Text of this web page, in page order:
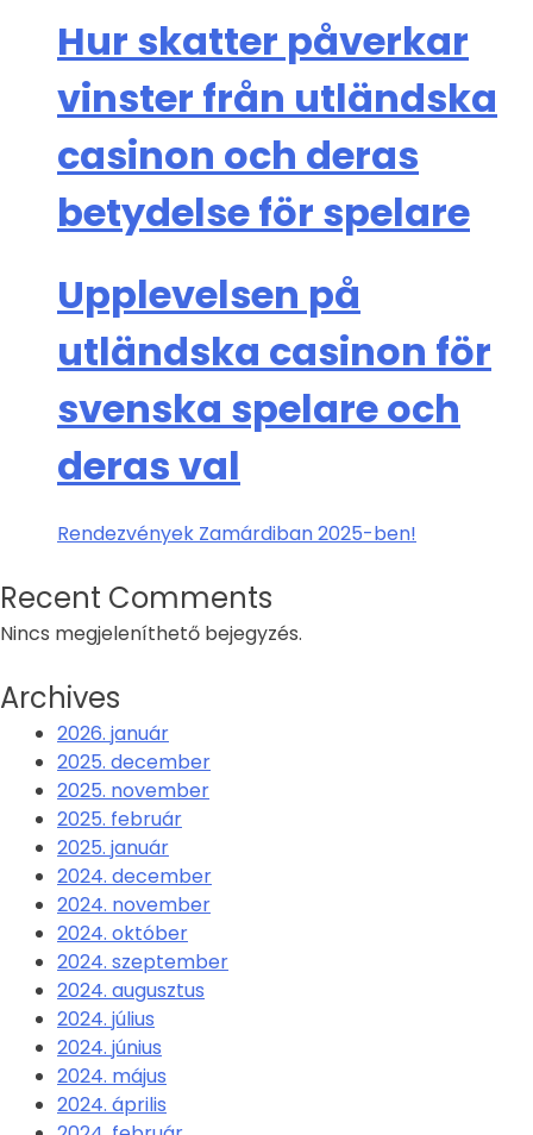
Hur skatter påverkar
vinster från utländska
casinon och deras
betydelse för spelare
Upplevelsen på
utländska casinon för
svenska spelare och
deras val
Rendezvények Zamárdiban 2025-ben!
Recent Comments
Nincs megjeleníthető bejegyzés.
Archives
2026. január
2025. december
2025. november
2025. február
2025. január
2024. december
2024. november
2024. október
2024. szeptember
2024. augusztus
2024. július
2024. június
2024. május
2024. április